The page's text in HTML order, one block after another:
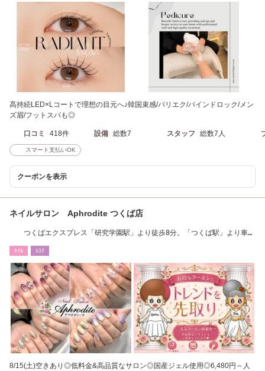
高持続LED×Lコートで理想の目元へ♪韓国束感/パリエク/バインドロック/メン
ズ眉/フットスパも◎
口コミ 418件 設備 総数7 スタッフ 総数7人
スマート支払いOK
クーポンを表示
ネイルサロン Aphrodite つくば店
つくばエクスプレス「研究学園駅」より徒歩8分。「つくば駅」より車で
ﾈｲﾙ ｴｽﾃ
8/15(土)空きあり◎低料金&高品質なサロン◎国産ジェル使用◎6,480円～人